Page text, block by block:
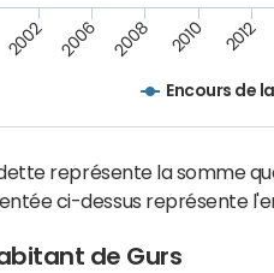
Encours de
2002 2006 2008 2010 2012
représente la somme
ci-dessus représente
de Gurs